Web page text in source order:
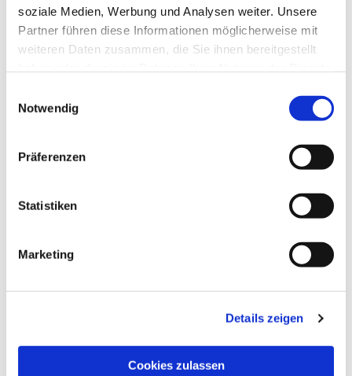
soziale Medien, Werbung und Analysen weiter. Unsere
Partner führen diese Informationen möglicherweise mit
weiteren Daten zusammen, die Sie ihnen bereitgestellt
Notwendig
Präferenzen
Statistiken
Marketing
Details zeigen
Cookies zulassen
Dies könnte Sie auch